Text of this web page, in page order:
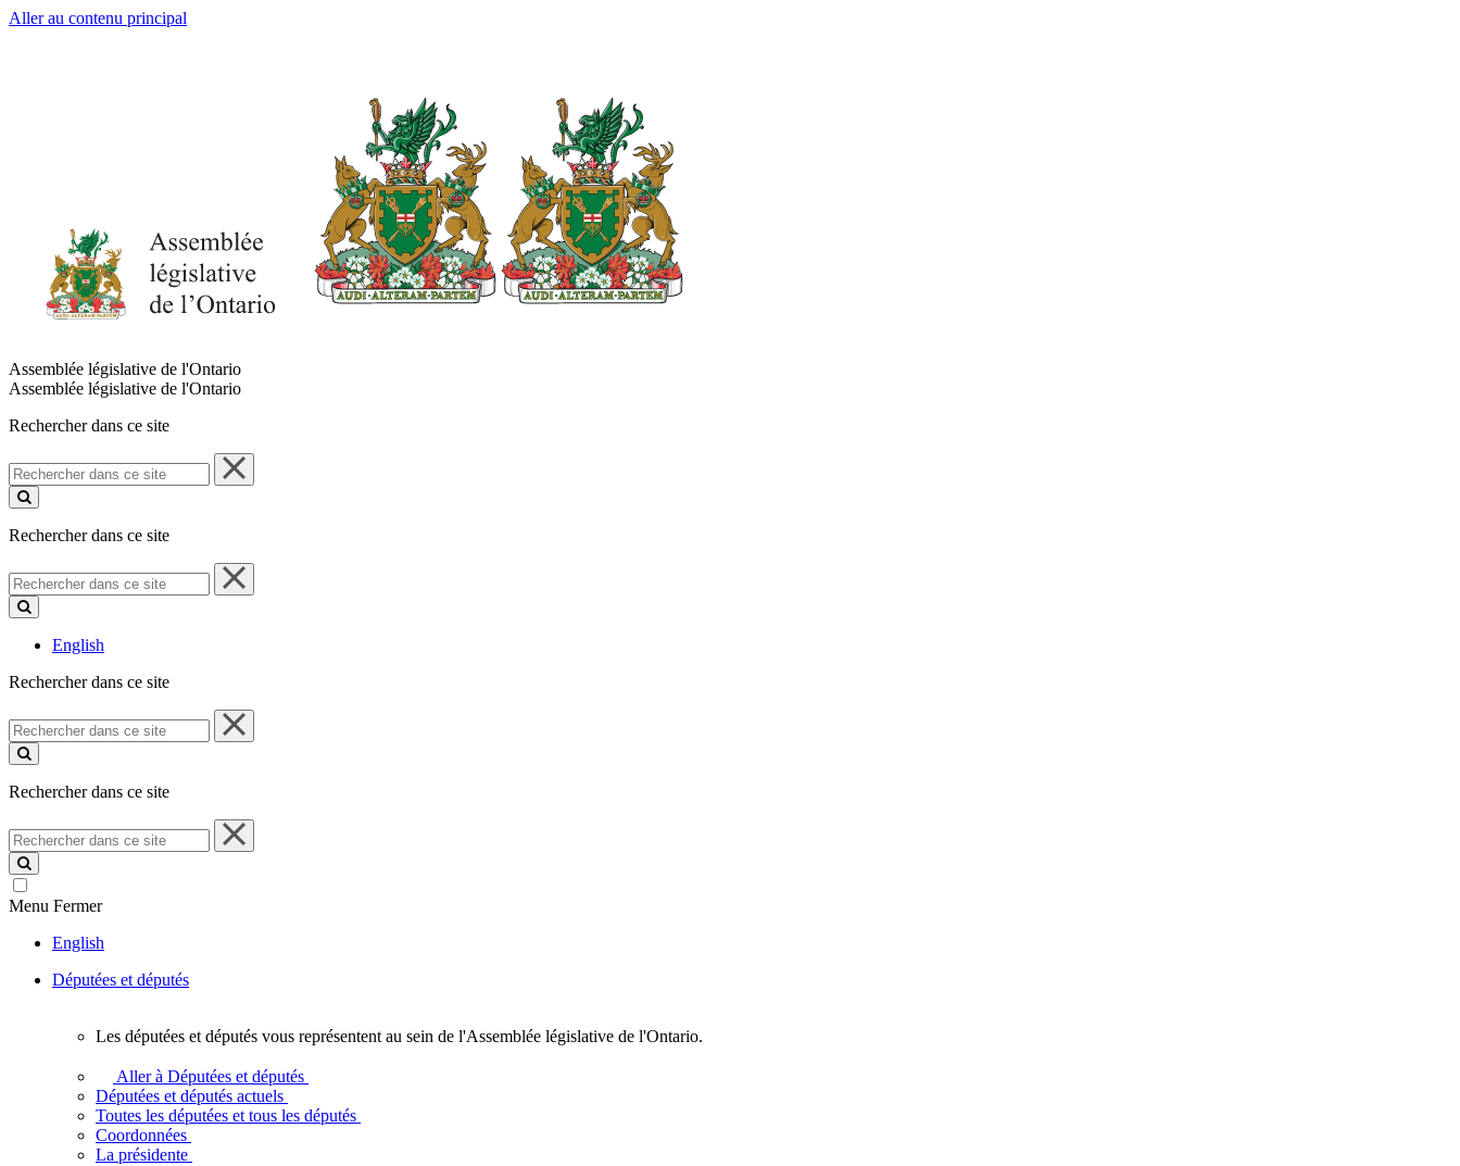
Aller au contenu principal
Assemblée législative de l'Ontario
Assemblée législative de l'Ontario
Rechercher dans ce site
Rechercher
dans
ce
Rechercher dans ce site
Rechercher
dans
ce
English
Rechercher dans ce site
Rechercher
dans
ce
Rechercher dans ce site
Rechercher
dans
ce
site
Menu Fermer
English
Députées et députés
députées
députés
vous
représentent
Les députées et députés vous représentent au sein de l'Assemblée législative de l'Ontario.
Aller à Députées et députés
Députées et députés actuels
Toutes les députées et tous les députés
Coordonnées
La présidente